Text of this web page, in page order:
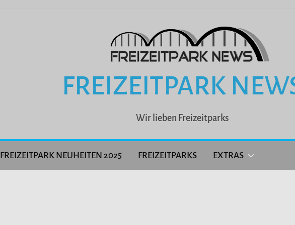
FREIZEITPARK
Wir lieben Freizeitparks
FREIZEITPARK NEUHEITEN 2025 FREIZEITPARKS EXTRAS